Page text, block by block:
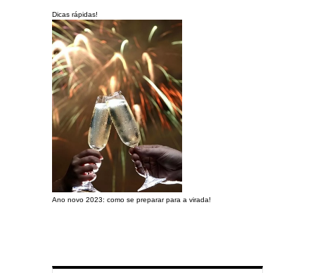
Dicas rápidas!
Ano novo 2023: como se preparar para a virada!